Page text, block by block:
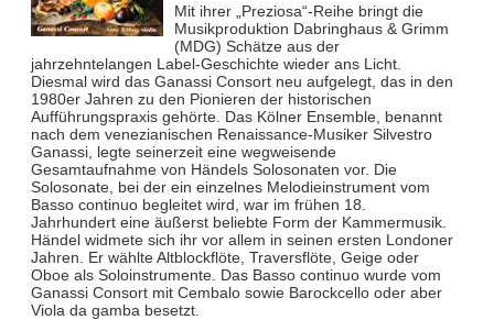
Mit ihrer „Preziosa“-Reihe bringt die
Musikproduktion Dabringhaus & Grimm
(MDG) Schätze aus der
jahrzehntelangen Label-Geschichte wieder ans Licht.
Diesmal wird das Ganassi Consort neu aufgelegt, das in den
1980er Jahren zu den Pionieren der historischen
Aufführungspraxis gehörte. Das Kölner Ensemble, benannt
nach dem venezianischen Renaissance-Musiker Silvestro
Ganassi, legte seinerzeit eine wegweisende
Gesamtaufnahme von Händels Solosonaten vor. Die
Solosonate, bei der ein einzelnes Melodieinstrument vom
Basso continuo begleitet wird, war im frühen 18.
Jahrhundert eine äußerst beliebte Form der Kammermusik.
Händel widmete sich ihr vor allem in seinen ersten Londoner
Jahren. Er wählte Altblockflöte, Traversflöte, Geige oder
Oboe als Soloinstrumente. Das Basso continuo wurde vom
Ganassi Consort mit Cembalo sowie Barockcello oder aber
Viola da gamba besetzt.